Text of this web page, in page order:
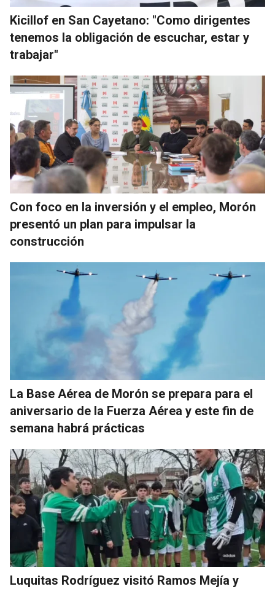
Kicillof en San Cayetano: "Como dirigentes
tenemos la obligación de escuchar, estar y
trabajar"
Con foco en la inversión y el empleo, Morón
presentó un plan para impulsar la
construcción
La Base Aérea de Morón se prepara para el
aniversario de la Fuerza Aérea y este fin de
semana habrá prácticas
Luquitas Rodríguez visitó Ramos Mejía y